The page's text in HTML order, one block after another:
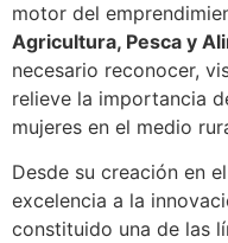
motor del
Agricultura, Pesca y
necesario reconocer,
relieve la importancia
mujeres en el medio
Desde su creación en
excelencia a la
constituido una de las